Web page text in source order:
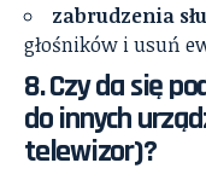
zabrudzenia
głośników i usuń
8. Czy da się
do innych
telewizor)?